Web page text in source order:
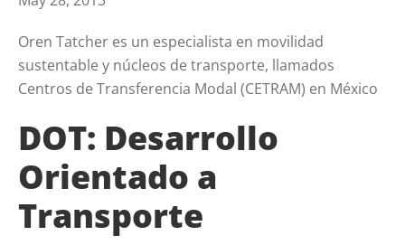
Oren Tatcher es un especialista en movilidad
sustentable y núcleos de transporte, llamados
Centros de Transferencia Modal (CETRAM) en México
DOT: Desarrollo
Orientado a
Transporte